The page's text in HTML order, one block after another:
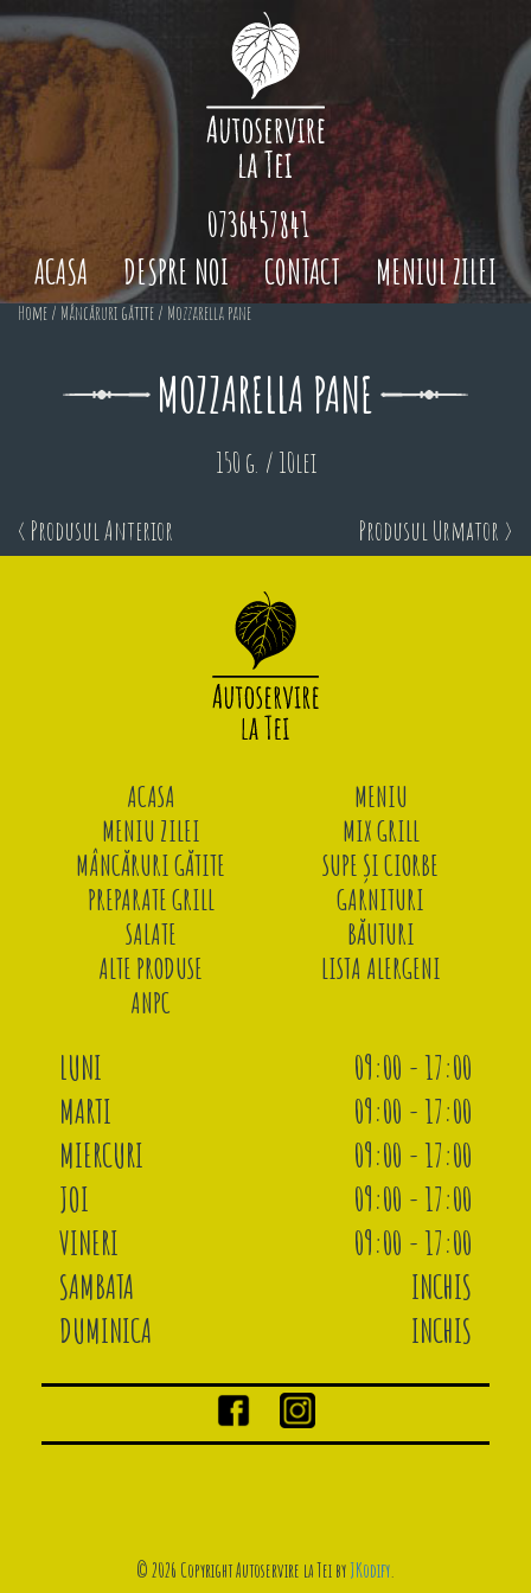
ACASA DESPRE NOI CONTACT MENIUL ZILEI
0736457841
Home / Mâncăruri gătite / Mozzarella pane
MOZZARELLA PANE
150 g. / 10lei
< Produsul Anterior Produsul Urmator >
ACASA
MENIU
MENIU ZILEI
MIX GRILL
MÂNCĂRURI GĂTITE
SUPE ȘI CIORBE
PREPARATE GRILL
GARNITURI
SALATE
BĂUTURI
ALTE PRODUSE
LISTA ALERGENI
ANPC
LUNI
09:00 - 17:00
MARTI
09:00 - 17:00
MIERCURI
09:00 - 17:00
JOI
09:00 - 17:00
VINERI
09:00 - 17:00
SAMBATA
INCHIS
DUMINICA
INCHIS
© 2026 Copyright Autoservire la Tei byJKodify.